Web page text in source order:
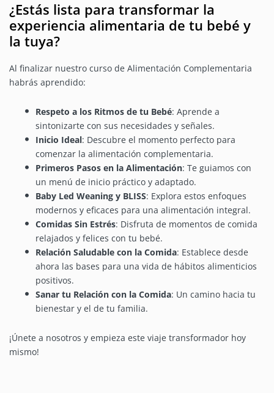
¿Estás lista para transformar la
experiencia alimentaria de tu bebé y
la tuya?
Al finalizar nuestro curso de Alimentación Complementaria
habrás aprendido:
Respeto a los Ritmos de tu Bebé: Aprende a
sintonizarte con sus necesidades y señales.
Inicio Ideal: Descubre el momento perfecto para
comenzar la alimentación complementaria.
Primeros Pasos en la Alimentación: Te guiamos con
un menú de inicio práctico y adaptado.
Baby Led Weaning y BLISS: Explora estos enfoques
modernos y eficaces para una alimentación integral.
Comidas Sin Estrés: Disfruta de momentos de comida
relajados y felices con tu bebé.
Relación Saludable con la Comida: Establece desde
ahora las bases para una vida de hábitos alimenticios
positivos.
Sanar tu Relación con la Comida: Un camino hacia tu
bienestar y el de tu familia.
¡Únete a nosotros y empieza este viaje transformador hoy
mismo!